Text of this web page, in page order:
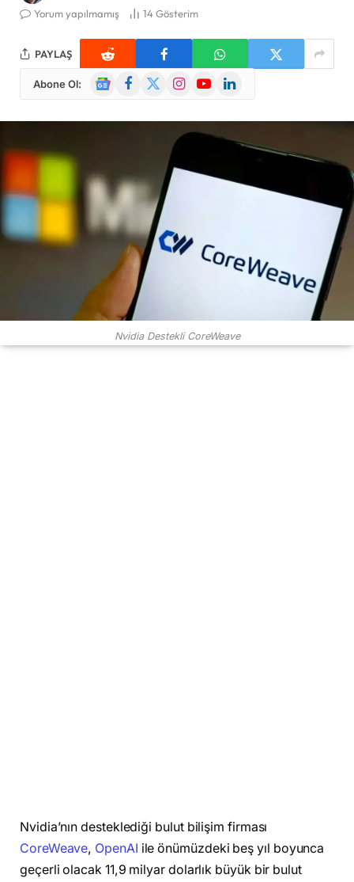
Yorum yapılmamış
14Gösterim
PAYLAŞ
Abone Ol:
GoogleFacebook
X
InstagramYouTubeLinkedIn
Nvidia Destekli CoreWeave
Nvidia’nın desteklediği bulut bilişim firması
CoreWeave, OpenAI ile önümüzdeki beş yıl boyunca
geçerli olacak 11,9 milyar dolarlık büyük bir bulut